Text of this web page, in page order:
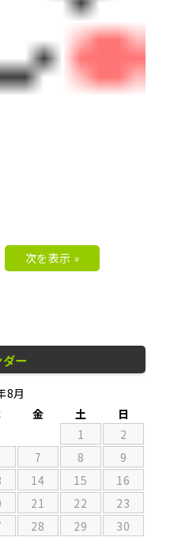
次を表示 »
ー
8月
金 土
日
1
2
7 8
9
14 15
16
21 22
23
28 29
30